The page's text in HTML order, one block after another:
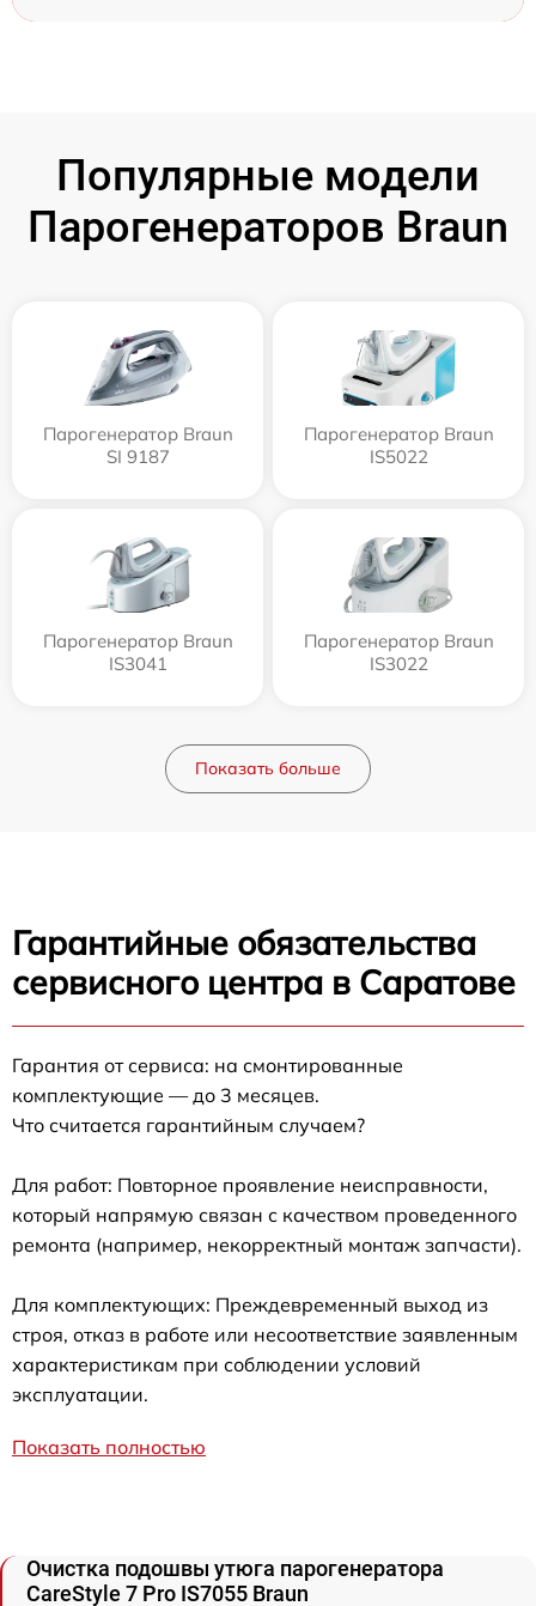
Популярные модели
Парогенераторов Braun
Парогенератор Braun
SI 9187
Парогенератор Braun
IS5022
Парогенератор Braun
IS3041
Парогенератор Braun
IS3022
Показать больше
Гарантийные обязательства
сервисного центра в Саратове
Гарантия от сервиса: на смонтированные
комплектующие — до 3 месяцев.
Что считается гарантийным случаем?
Для работ: Повторное проявление неисправности,
который напрямую связан с качеством проведенного
ремонта (например, некорректный монтаж запчасти).
Для комплектующих: Преждевременный выход из
строя, отказ в работе или несоответствие заявленным
характеристикам при соблюдении условий
эксплуатации.
Показать полностью
Очистка подошвы утюга парогенератора
CareStyle 7 Pro IS7055 Braun